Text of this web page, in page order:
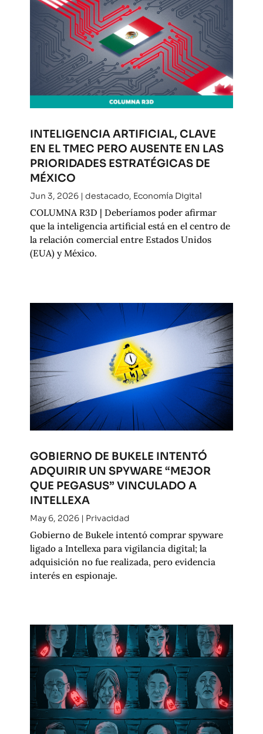
INTELIGENCIA ARTIFICIAL, CLAVE
EN EL TMEC PERO AUSENTE EN LAS
PRIORIDADES ESTRATÉGICAS DE
MÉXICO
Jun 3, 2026| destacado, Economía Digital
COLUMNA R3D | Deberíamos poder afirmar
que la inteligencia artificial está en el centro de
la relación comercial entre Estados Unidos
(EUA) y México.
GOBIERNO DE BUKELE INTENTÓ
ADQUIRIR UN SPYWARE “MEJOR
QUE PEGASUS” VINCULADO A
INTELLEXA
May 6, 2026| Privacidad
Gobierno de Bukele intentó comprar spyware
ligado a Intellexa para vigilancia digital; la
adquisición no fue realizada, pero evidencia
interés en espionaje.